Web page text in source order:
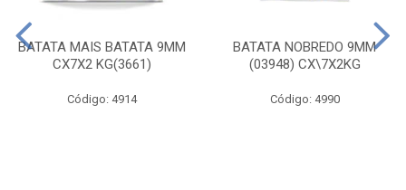
BATATA MAIS BATATA 9MM
CX7X2 KG(3661)
Código: 4914
BATATA NOBREDO 9MM
(03948) CX\7X2KG
Código: 4990